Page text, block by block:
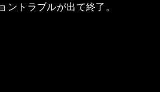
ントラブルが出て終了。